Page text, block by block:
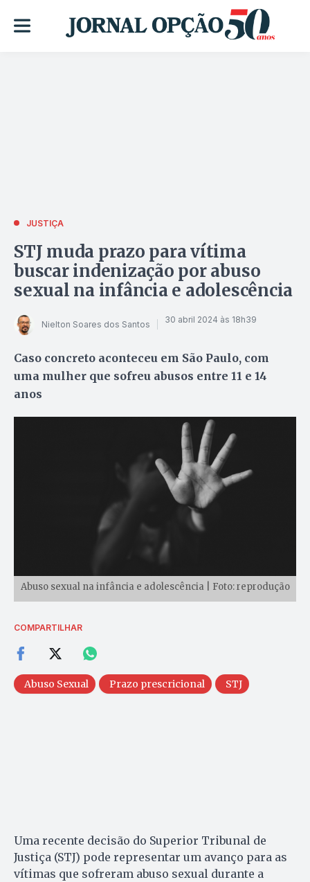
JUSTIÇA
STJ muda prazo para vítima
buscar indenização por abuso
sexual na infância e adolescência
Nielton Soares dos Santos 30 abril 2024 às 18h39
Caso concreto aconteceu em São Paulo, com
uma mulher que sofreu abusos entre 11 e 14
anos
Abuso sexual na infância e adolescência | Foto: reprodução
COMPARTILHAR
Abuso Sexual Prazo prescricional STJ
Uma recente decisão do Superior Tribunal de
Justiça (STJ) pode representar um avanço para as
vítimas que sofreram abuso sexual durante a